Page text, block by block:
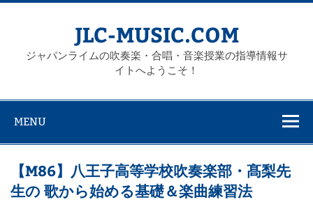
Skip
JLC-MUSIC.COM
ジャパンライムの吹奏楽・合唱・音楽授業の指導情報サ
イトへようこそ！
MENU
【M86】八王子高等学校吹奏楽部・髙梨先
生の 歌から始める基礎＆楽曲練習法